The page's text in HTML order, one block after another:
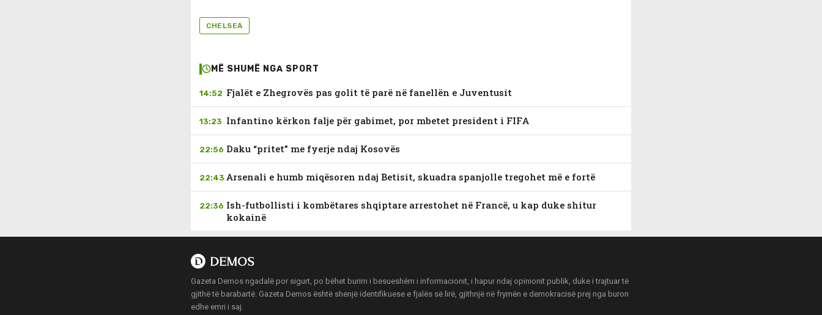
CHELSEA
MË SHUMË NGA SPORT
14:52 Fjalët e Zhegrovës pas golit të parë në fanellën e Juventusit
13:23 Infantino kërkon falje për gabimet, por mbetet president i FIFA
22:56 Daku “pritet” me fyerje ndaj Kosovës
22:43 Arsenali e humb miqësoren ndaj Betisit, skuadra spanjolle tregohet më e fortë
22:36 Ish-futbollisti i kombëtares shqiptare arrestohet në Francë, u kap duke shitur
kokainë
Gazeta Demos ngadalë por sigurt, po bëhet burim i besueshëm i informacionit, i hapur ndaj opinionit publik, duke i trajtuar të
gjithë të barabartë. Gazeta Demos është shenjë identifikuese e fjalës së lirë, gjithnjë në frymën e demokracisë prej nga buron
edhe emri i saj.